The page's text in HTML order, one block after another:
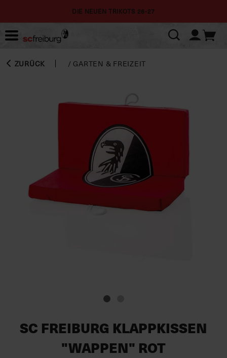
DIE NEUEN TRIKOTS 26-27
ZURÜCK / GARTEN & FREIZEIT
SC FREIBURG KLAPPKISSEN
"WAPPEN" ROT